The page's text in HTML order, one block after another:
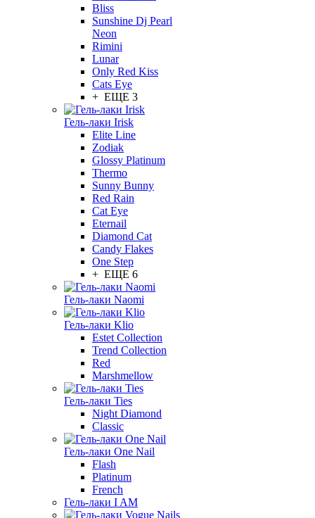
Bliss
Sunshine Dj Pearl
Neon
Rimini
Lunar
Only Red Kiss
Cats Eye
+ ЕЩЕ 3
Гель-лаки Irisk
Elite Line
Zodiak
Glossy Platinum
Thermo
Sunny Bunny
Red Rain
Cat Eye
Eternail
Diamond Cat
Candy Flakes
One Step
+ ЕЩЕ 6
Гель-лаки Naomi
Гель-лаки Klio
Estet Collection
Trend Collection
Red
Marshmellow
Гель-лаки Ties
Night Diamond
Classic
Гель-лаки One Nail
Flash
Platinum
French
Гель-лаки I AM